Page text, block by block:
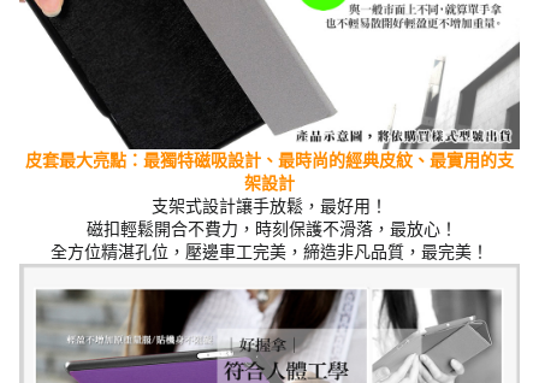
皮套最大亮點：最獨特磁吸設計、最時尚的經典皮紋 、最實用的支
架設計
支架式設計讓手放鬆，最好用！
磁扣輕鬆開合不費力，時刻保護不滑落，最放心！
全方位精湛孔位，壓邊車工完美，締造非凡品質，最完美！